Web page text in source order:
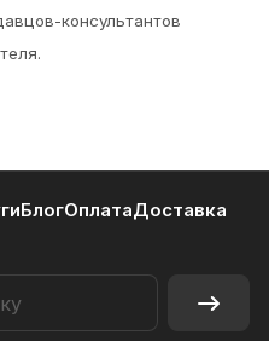
консультантов
БлогОплатаДоставка